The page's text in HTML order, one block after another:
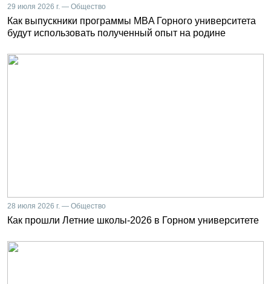
29 июля 2026 г. — Общество
Как выпускники программы MBA Горного университета
будут использовать полученный опыт на родине
28 июля 2026 г. — Общество
Как прошли Летние школы-2026 в Горном университете